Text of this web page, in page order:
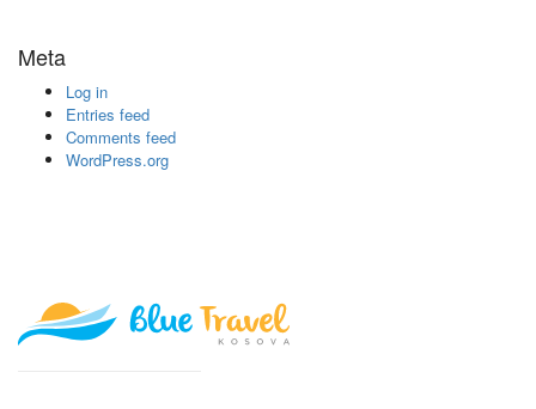
Meta
Log in
Entries feed
Comments feed
WordPress.org